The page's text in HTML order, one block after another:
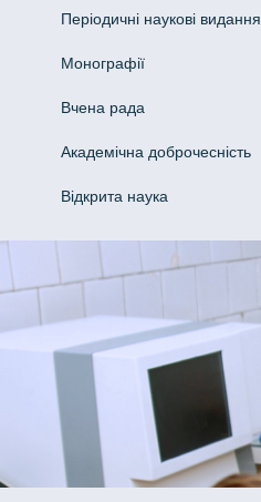
Періодичні наукові видання
Монографії
Вчена рада
Академічна доброчесність
Відкрита наука